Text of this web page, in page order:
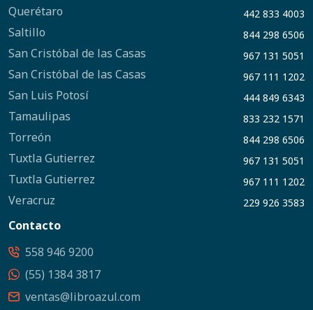
Querétaro 442 833 4003
Saltillo 844 298 6506
San Cristóbal de las Casas 967 131 5051
San Cristóbal de las Casas 967 111 1202
San Luis Potosí 444 849 6343
Tamaulipas 833 232 1571
Torreón 844 298 6506
Tuxtla Gutierrez 967 131 5051
Tuxtla Gutierrez 967 111 1202
Veracruz 229 926 3583
Contacto
558 946 9200
(55) 1384 3817
ventas@libroazul.com